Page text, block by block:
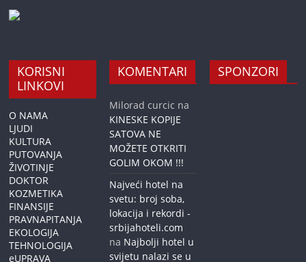
KORISNI
LINKOVI
O NAMA
LJUDI
KULTURA
PUTOVANJA
ŽIVOTINJE
DOKTOR
KOZMETIKA
FINANSIJE
PRAVNAPITANJA
EKOLOGIJA
TEHNOLOGIJA
eUPRAVA
KOMENTARI
Milorad curcic na
KINESKE KOPIJE
SATOVA NE
MOŽETE OTKRITI
GOLIM OKOM !!!
Najveći hotel na
svetu: broj soba,
lokacija i rekordi -
srbijahoteli.com
na Najbolji hotel u
svijetu nalazi se u
SPONZORI